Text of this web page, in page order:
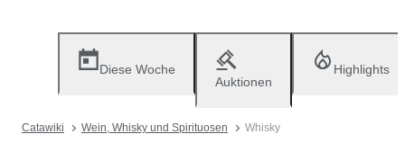
Diese Woche
Auktionen
Highlights
Catawiki Wein, Whisky und Spirituosen Whisky